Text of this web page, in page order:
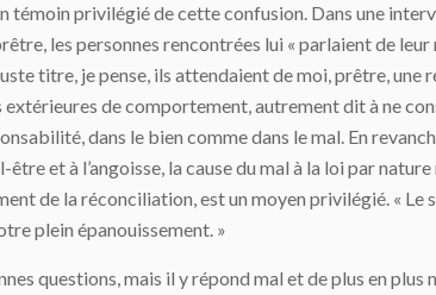
témoin privilégié de cette confusion. Dans une
les personnes rencontrées lui « parlaient de
titre, je pense, ils attendaient de moi, prêtre, une
de comportement, autrement dit à ne
dans le bien comme dans le mal. En
être et à l’angoisse, la cause du mal à la loi par
de la réconciliation, est un moyen privilégié. « Le
plein épanouissement. »
questions, mais il y répond mal et de plus en